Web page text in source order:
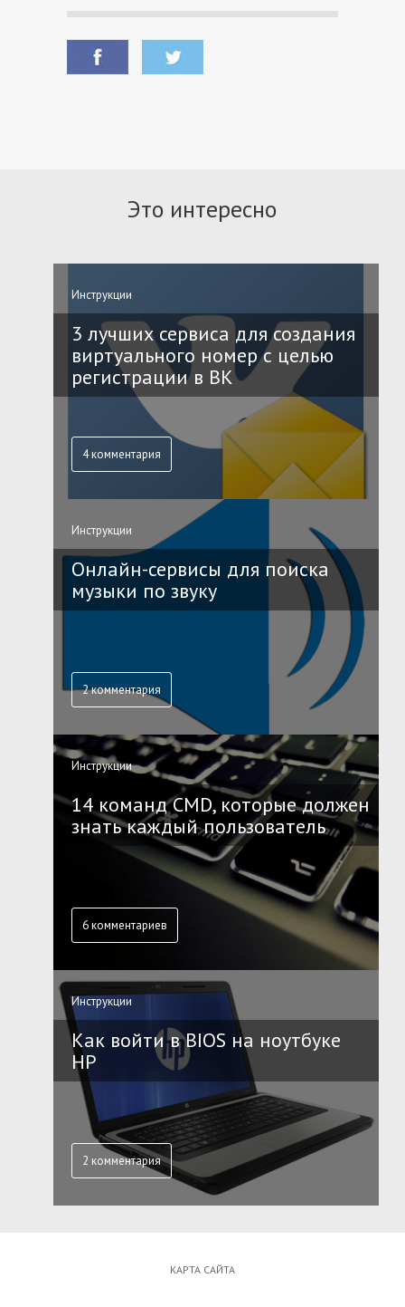
Это интересно
Инструкции
3 лучших сервиса для создания
виртуального номер с целью
регистрации в ВК
4 комментария
Инструкции
Онлайн-сервисы для поиска
музыки по звуку
2 комментария
Инструкции
14 команд CMD, которые должен
знать каждый пользователь
6 комментариев
Инструкции
Как войти в BIOS на ноутбуке
HP
2 комментария
КАРТА САЙТА